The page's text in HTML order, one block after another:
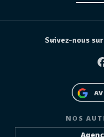
Suivez-nous
NOS